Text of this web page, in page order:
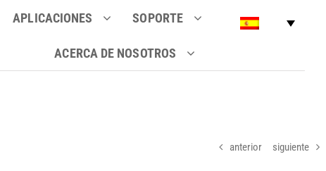
APLICACIONES SOPORTE
ACERCA DE NOSOTROS
anterior siguiente